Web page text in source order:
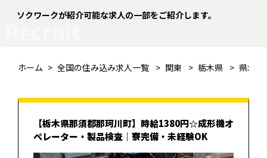
ソクワークが紹介可能な求人の一部をご紹介します。
ホーム 全国の住み込み求人一覧 関東 栃木県 県北
【栃木県那須郡那珂川町】時給1380円☆成形機オ
ペレーター・製品検査｜寮完備・未経験OK